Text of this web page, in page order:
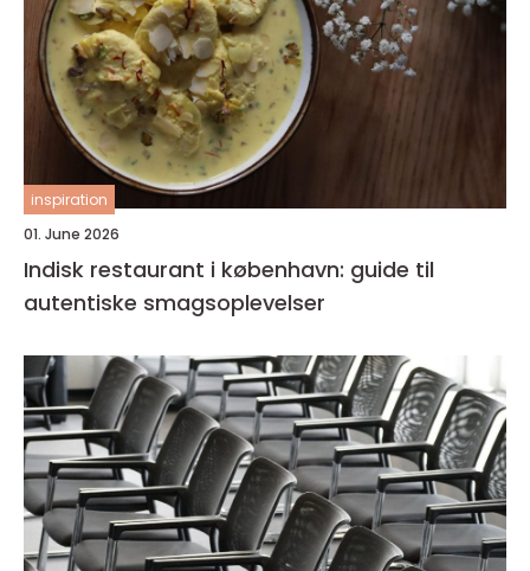
inspiration
01. June 2026
Indisk restaurant i københavn: guide til
autentiske smagsoplevelser